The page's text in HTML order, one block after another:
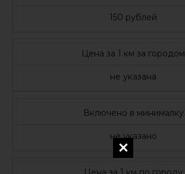
150 рублей
Цена за 1 км за городом
не указана
Включено в минималку
не указано